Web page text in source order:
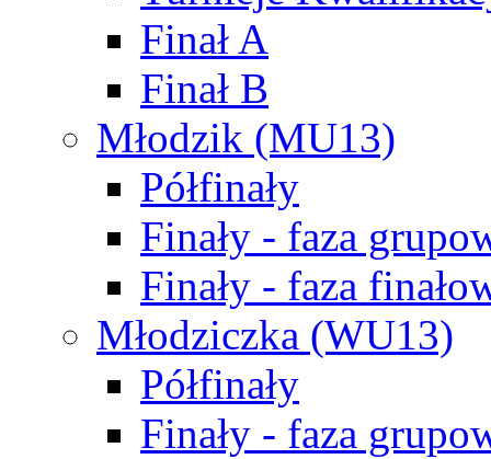
Finał A
Finał B
Młodzik (MU13)
Półfinały
Finały - faza
Finały - faza
Młodziczka (WU13)
Półfinały
Finały - faza